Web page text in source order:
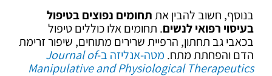
בנוסף, חשוב להבין אתתחומים נפוצים בטיפול
בעיסוי רפואי לנשים. תחומים אלו כוללים טיפול
בכאבי גב תחתון, הרפיית שרירים מתוחים, שיפור זרימת
הדם והפחתת מתח. מטה-אנליזה ב-Journal of
Manipulative and Physiological Therapeutics